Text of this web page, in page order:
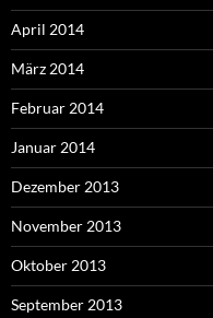
April 2014
März 2014
Februar 2014
Januar 2014
Dezember 2013
November 2013
Oktober 2013
September 2013